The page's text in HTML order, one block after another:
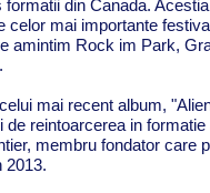
formatii din Canada.
celor mai importante
amintim Rock im Park,
mai recent album,
de reintoarcerea in formatie
membru fondator care
2013.